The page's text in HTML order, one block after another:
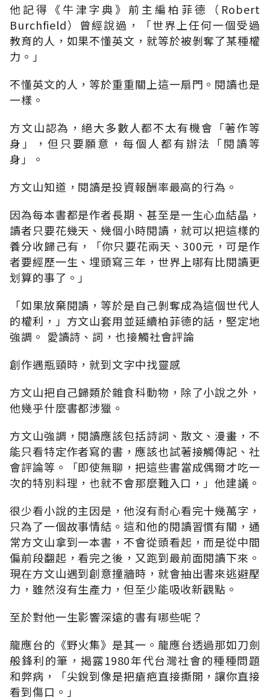
他記得《牛津字典》前主編柏菲德（Robert
Burchfield）曾經說過，「世界上任何一個受過
教育的人，如果不懂英文，就等於被剝奪了某種權
力。」
不懂英文的人，等於重重關上這一扇門。閱讀也是
一樣。
方文山認為，絕大多數人都不太有機會「著作等
身」，但只要願意，每個人都有辦法「閱讀等
身」。
方文山知道，閱讀是投資報酬率最高的行為。
因為每本書都是作者長期、甚至是一生心血結晶，
讀者只要花幾天、幾個小時閱讀，就可以把這樣的
養分收歸己有，「你只要花兩天、300元，可是作
者要經歷一生、埋頭寫三年，世界上哪有比閱讀更
划算的事了。」
「如果放棄閱讀，等於是自己剝奪成為這個世代人
的權利，」方文山套用並延續柏菲德的話，堅定地
強調。 愛讀詩、詞，也接觸社會評論
創作遇瓶頸時，就到文字中找靈感
方文山把自己歸類於雜食科動物，除了小說之外，
他幾乎什麼書都涉獵。
方文山強調，閱讀應該包括詩詞、散文、漫畫，不
能只看特定作者寫的書，應該也試著接觸傳記、社
會評論等。「即使無聊，把這些書當成偶爾才吃一
次的特別料理，也就不會那麼難入口，」他建議。
很少看小說的主因是，他沒有耐心看完十幾萬字，
只為了一個故事情結。這和他的閱讀習慣有關，通
常方文山拿到一本書，不會從頭看起，而是從中間
偏前段翻起，看完之後，又跑到最前面閱讀下來。
現在方文山遇到創意撞牆時，就會抽出書來逃避壓
力，雖然沒有生產力，但至少能吸收新觀點。
至於對他一生影響深遠的書有哪些呢？
龍應台的《野火集》是其一。龍應台透過那如刀劍
般鋒利的筆，揭露1980年代台灣社會的種種問題
和弊病，「尖銳到像是把瘡疤直接撕開，讓你直接
看到傷口。」